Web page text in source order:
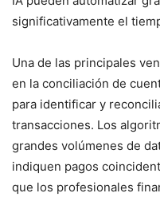
significativamente el
Una de las principales
en la conciliación de
para identificar y
transacciones. Los
grandes volúmenes de
indiquen pagos
que los profesionales